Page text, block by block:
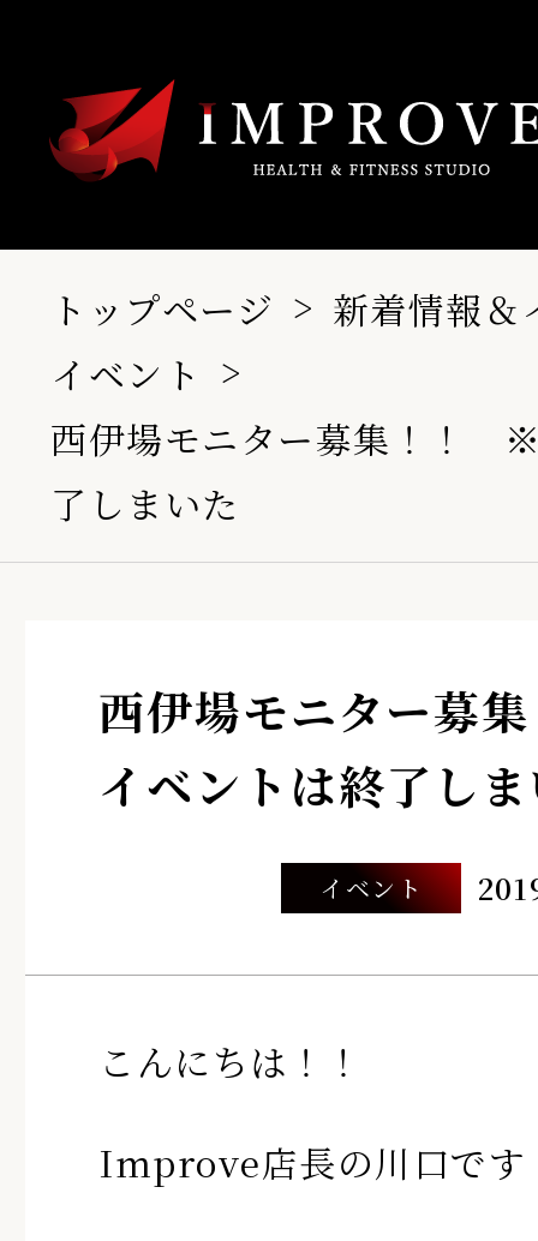
トップページ
新着情報＆
イベント
西伊場モニター募集！！
了しまいた
西伊場モニター募
イベントは終了し
イベント
こんにちは！！
Improve店長の川口です